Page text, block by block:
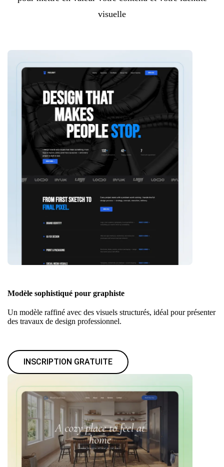
visuelle
Modèle sophistiqué pour graphiste
Un modèle raffiné avec des visuels structurés, idéal pour présenter
des travaux de design professionnel.
INSCRIPTION GRATUITE